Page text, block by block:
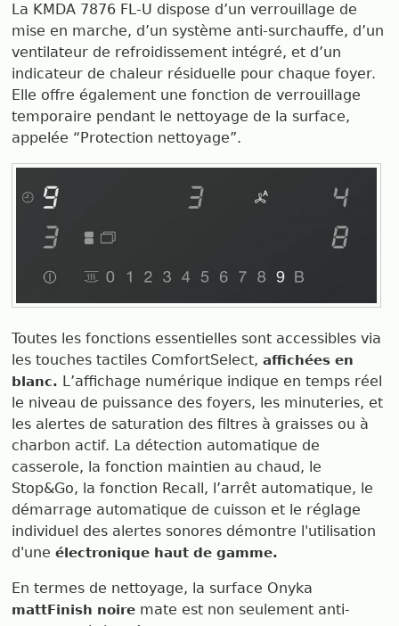
La KMDA 7876 FL-U dispose d’un verrouillage de
mise en marche, d’un système anti-surchauffe, d’un
ventilateur de refroidissement intégré, et d’un
indicateur de chaleur résiduelle pour chaque foyer.
Elle offre également une fonction de verrouillage
temporaire pendant le nettoyage de la surface,
appelée “Protection nettoyage”.
Toutes les fonctions essentielles sont accessibles via
les touches tactiles ComfortSelect,affichées en
blanc. L’affichage numérique indique en temps réel
le niveau de puissance des foyers, les minuteries, et
les alertes de saturation des filtres à graisses ou à
charbon actif. La détection automatique de
casserole, la fonction maintien au chaud, le
Stop&Go, la fonction Recall, l’arrêt automatique, le
démarrage automatique de cuisson et le réglage
individuel des alertes sonores démontre l'utilisation
d'uneélectronique haut de gamme.
En termes de nettoyage, la surface Onyka
mattFinish noire mate est non seulement anti-